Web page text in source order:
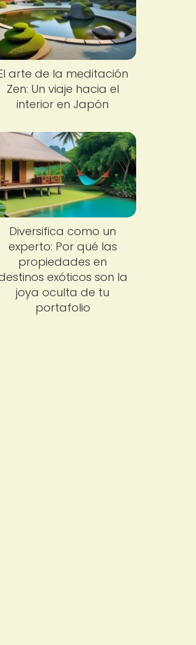
arte de la meditación
Zen: Un viaje hacia el
interior en Japón
Diversifica como un
experto: Por qué las
propiedades en
exóticos son la
joya oculta de tu
portafolio